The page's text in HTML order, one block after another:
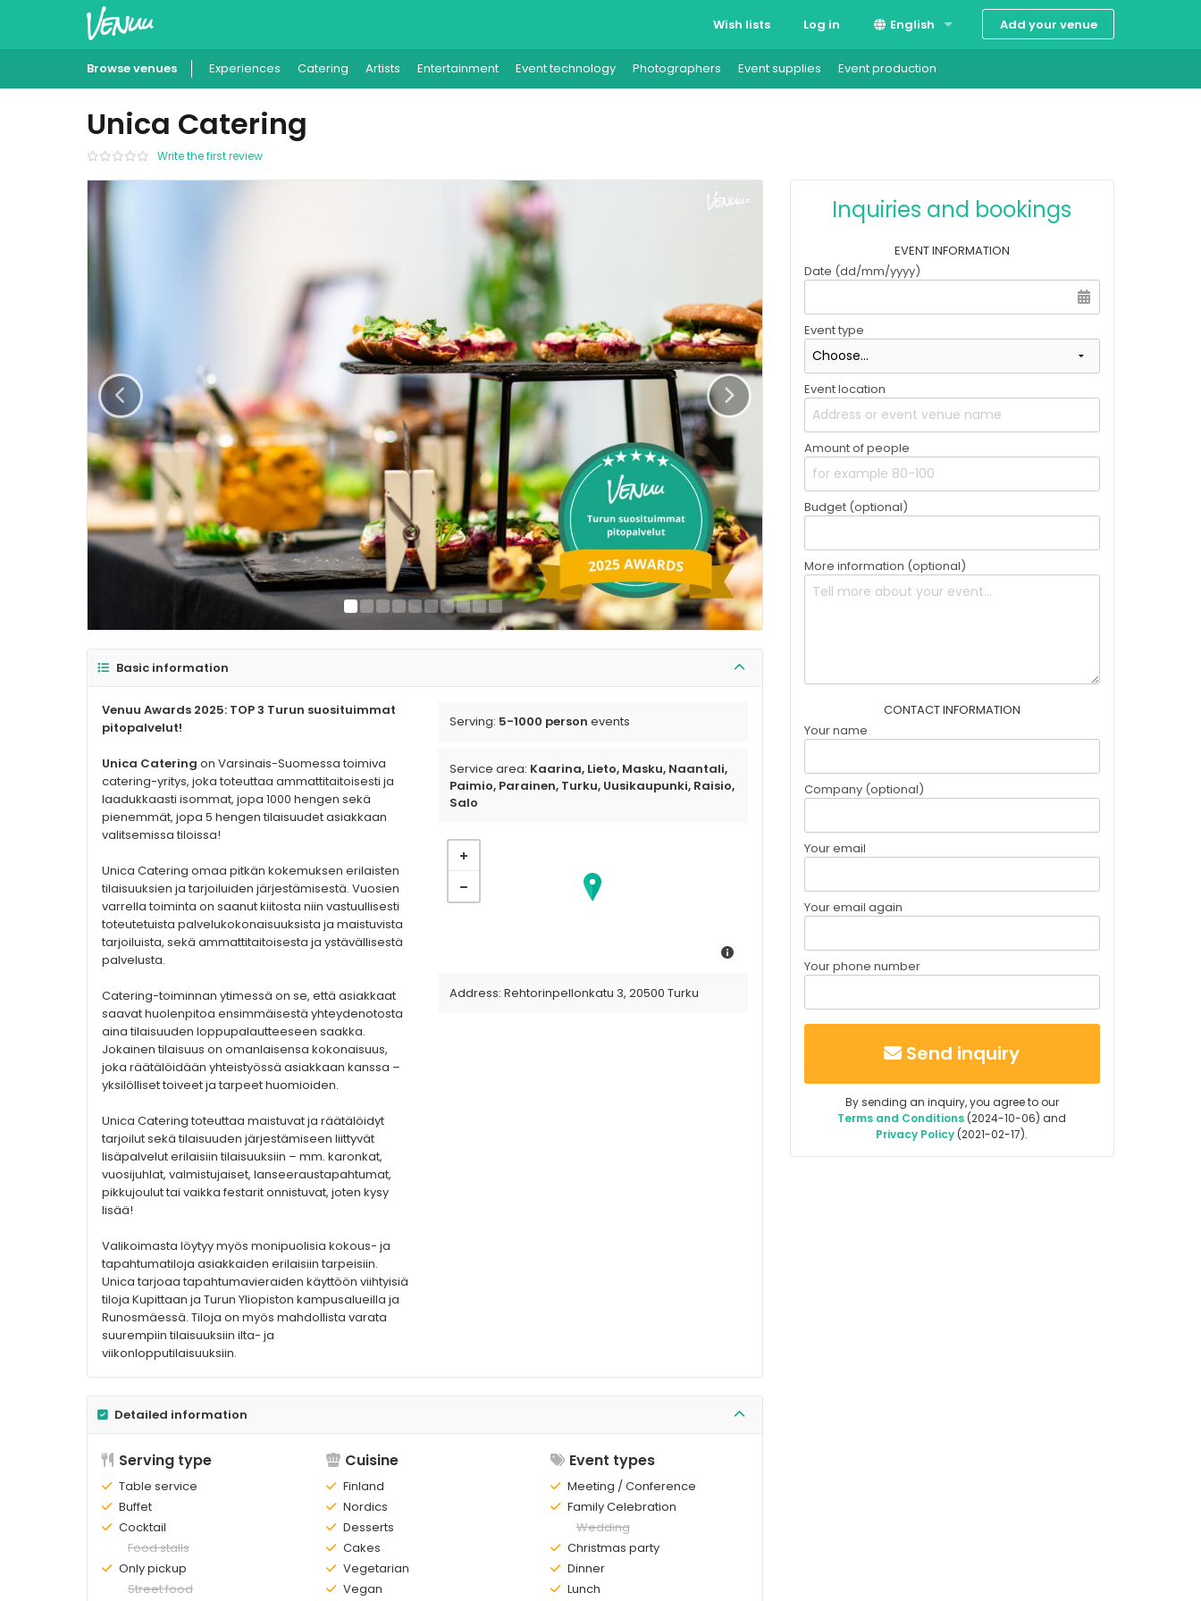
Wish lists Log in English
Suomi
Add your venue
Browse venues Experiences Catering Artists Entertainment Event technology Photographers Event supplies Event production
Unica Catering
Write the first review
Basic information
Venuu Awards 2025: TOP 3 Turun suosituimmat
pitopalvelut!
Unica Catering on Varsinais-Suomessa toimiva
catering-yritys, joka toteuttaa ammattitaitoisesti ja
laadukkaasti isommat, jopa 1000 hengen sekä
pienemmät, jopa 5 hengen tilaisuudet asiakkaan
valitsemissa tiloissa!
Unica Catering omaa pitkän kokemuksen erilaisten
tilaisuuksien ja tarjoiluiden järjestämisestä. Vuosien
varrella toiminta on saanut kiitosta niin vastuullisesti
toteutetuista palvelukokonaisuuksista ja maistuvista
tarjoiluista, sekä ammattitaitoisesta ja ystävällisestä
palvelusta.
Catering-toiminnan ytimessä on se, että asiakkaat
saavat huolenpitoa ensimmäisestä yhteydenotosta
aina tilaisuuden loppupalautteeseen saakka.
Jokainen tilaisuus on omanlaisensa kokonaisuus,
joka räätälöidään yhteistyössä asiakkaan kanssa –
yksilölliset toiveet ja tarpeet huomioiden.
Unica Catering toteuttaa maistuvat ja räätälöidyt
tarjoilut sekä tilaisuuden järjestämiseen liittyvät
lisäpalvelut erilaisiin tilaisuuksiin – mm. karonkat,
vuosijuhlat, valmistujaiset, lanseeraustapahtumat,
pikkujoulut tai vaikka festarit onnistuvat, joten kysy
lisää!
Valikoimasta löytyy myös monipuolisia kokous- ja
tapahtumatiloja asiakkaiden erilaisiin tarpeisiin.
Unica tarjoaa tapahtumavieraiden käyttöön viihtyisiä
tiloja Kupittaan ja Turun Yliopiston kampusalueilla ja
Runosmäessä. Tiloja on myös mahdollista varata
suurempiin tilaisuuksiin ilta- ja
viikonlopputilaisuuksiin.
Serving: 5-1000 person events
Service area: Kaarina, Lieto, Masku, Naantali,
Paimio, Parainen, Turku, Uusikaupunki, Raisio,
Salo
Address: Rehtorinpellonkatu 3, 20500 Turku
Detailed information
Serving type
Existing:
Table service
Existing:
Buffet
Existing:
Cocktail
Not
existing:
Food stalls
Existing:
Only pickup
Not
Street food
Cuisine
Existing:
Finland
Existing:
Nordics
Existing:
Desserts
Existing:
Cakes
Existing:
Vegetarian
Existing:
Vegan
Event types
Existing:
Meeting / Conference
Existing:
Family Celebration
Not
existing:
Wedding
Existing:
Christmas party
Existing:
Dinner
Existing:
Lunch
Inquiries and bookings
EVENT INFORMATION
Date (dd/mm/yyyy)
Event type
Event location
Amount of people
Budget (optional)
More information (optional)
CONTACT INFORMATION
Your name
Company (optional)
Your email
Your email again
Your phone number
Send inquiry
By sending an inquiry, you agree to our
Terms and Conditions (2024-10-06) and
Privacy Policy (2021-02-17).